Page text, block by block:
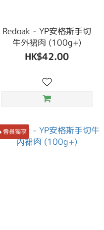
Redoak - YP安格斯手切
牛外裙肉 (100g+)
HK$42.00
會員獨享